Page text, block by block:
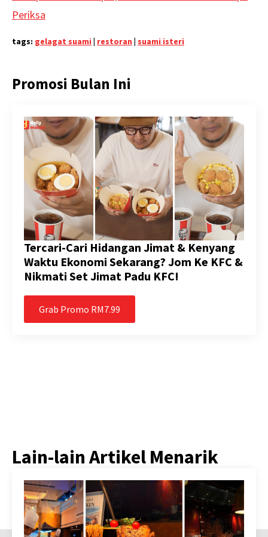
Periksa
tags: gelagat suami | restoran | suami isteri
Promosi Bulan Ini
Tercari-Cari Hidangan Jimat & Kenyang
Waktu Ekonomi Sekarang? Jom Ke KFC &
Nikmati Set Jimat Padu KFC!
Grab Promo RM7.99
Lain-lain Artikel Menarik